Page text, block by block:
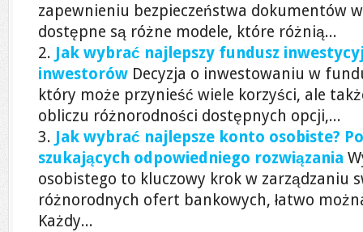
zapewnieniu bezpieczeństwa dokumentów
dostępne są różne modele, które różnią...
Jak wybrać najlepszy fundusz
inwestorów Decyzja o inwestowaniu w
który może przynieść wiele korzyści, ale
obliczu różnorodności dostępnych opcji,...
Jak wybrać najlepsze konto osobiste?
szukających odpowiedniego rozwiązania
osobistego to kluczowy krok w zarządzaniu
różnorodnych ofert bankowych, łatwo
Każdy...